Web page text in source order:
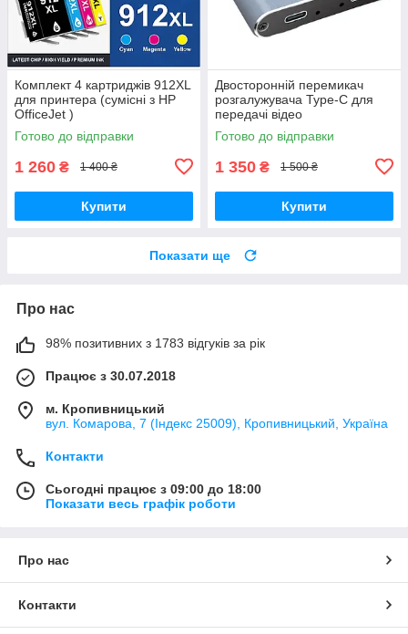
Комплект 4 картриджів 912XL
для принтера (сумісні з HP
OfficeJet )
Готово до відправки
1 260 ₴ 1 400 ₴
Купити
Двосторонній перемикач
розгалужувача Type-C для
передачі відео
8K@60Hz/4K@144Hz, 100 Вт,
USB C для монітора
Готово до відправки
1 350 ₴ 1 500 ₴
Купити
Показати ще
Про нас
98% позитивних з 1783 відгуків за рік
Працює з 30.07.2018
м. Кропивницький
вул. Комарова, 7 (Індекс 25009), Кропивницький, Україна
Контакти
Сьогодні працює з 09:00 до 18:00
Показати весь графік роботи
Про нас
Контакти